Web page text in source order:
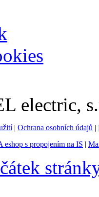
electric,
| Ochrana osobních údajů |
eshop s propojením na IS |